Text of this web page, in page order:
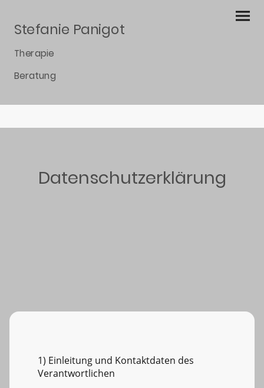
Stefanie Panigot
Therapie
Beratung
Datenschutzerklärung
1) Einleitung und Kontaktdaten des
Verantwortlichen